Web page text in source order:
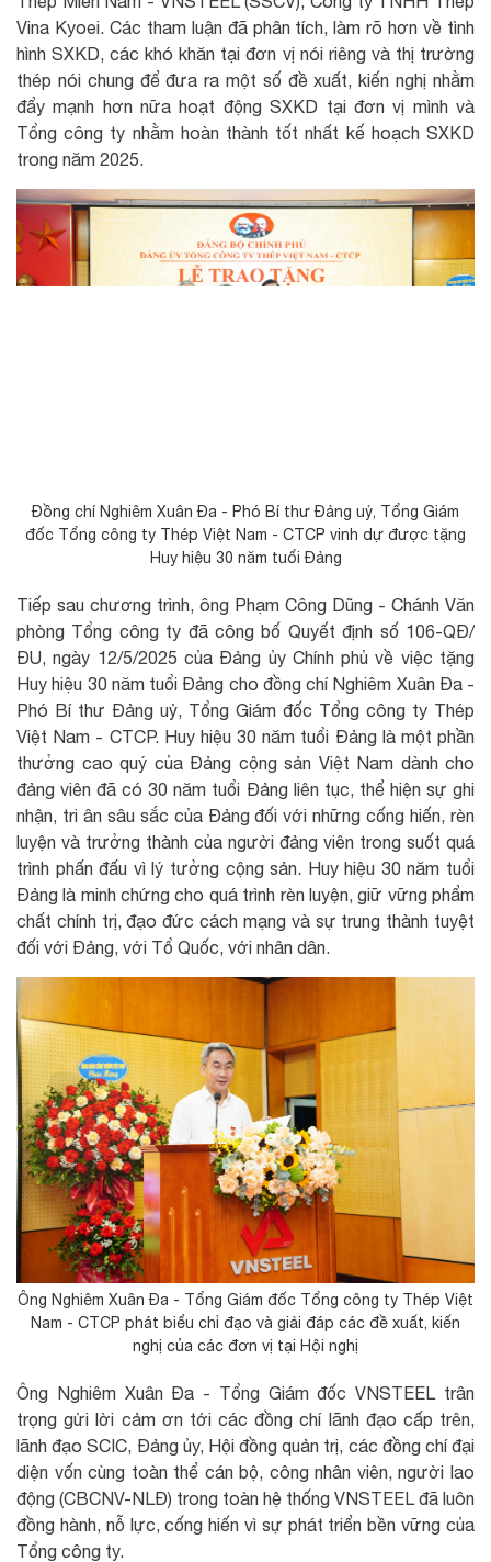
Vina Kyoei. Các tham luận đã phân tích, làm rõ hơn về tình
hình SXKD, các khó khăn tại đơn vị nói riêng và thị trường
thép nói chung để đưa ra một số đề xuất, kiến nghị nhằm
đẩy mạnh hơn nữa hoạt động SXKD tại đơn vị mình và
Tổng công ty nhằm hoàn thành tốt nhất kế hoạch SXKD
trong năm 2025.
Đồng chí Nghiêm Xuân Đa - Phó Bí thư Đảng uỷ, Tổng Giám
đốc Tổng công ty Thép Việt Nam - CTCP vinh dự được tặng
Huy hiệu 30 năm tuổi Đảng
Tiếp sau chương trình, ông Phạm Công Dũng - Chánh Văn
phòng Tổng công ty đã công bố Quyết định số 106-QĐ/
ĐU, ngày 12/5/2025 của Đảng ủy Chính phủ về việc tặng
Huy hiệu 30 năm tuổi Đảng cho đồng chí Nghiêm Xuân Đa -
Phó Bí thư Đảng uỷ, Tổng Giám đốc Tổng công ty Thép
Việt Nam - CTCP. Huy hiệu 30 năm tuổi Đảng là một phần
thưởng cao quý của Đảng cộng sản Việt Nam dành cho
đảng viên đã có 30 năm tuổi Đảng liên tục, thể hiện sự ghi
nhận, tri ân sâu sắc của Đảng đối với những cống hiến, rèn
luyện và trưởng thành của người đảng viên trong suốt quá
trình phấn đấu vì lý tưởng cộng sản. Huy hiệu 30 năm tuổi
Đảng là minh chứng cho quá trình rèn luyện, giữ vững phẩm
chất chính trị, đạo đức cách mạng và sự trung thành tuyệt
đối với Đảng, với Tổ Quốc, với nhân dân.
Ông Nghiêm Xuân Đa - Tổng Giám đốc Tổng công ty Thép Việt
Nam - CTCP phát biểu chỉ đạo và giải đáp các đề xuất, kiến
nghị của các đơn vị tại Hội nghị
Ông Nghiêm Xuân Đa - Tổng Giám đốc VNSTEEL trân
trọng gửi lời cảm ơn tới các đồng chí lãnh đạo cấp trên,
lãnh đạo SCIC, Đảng ủy, Hội đồng quản trị, các đồng chí đại
diện vốn cùng toàn thể cán bộ, công nhân viên, người lao
động (CBCNV-NLĐ) trong toàn hệ thống VNSTEEL đã luôn
đồng hành, nỗ lực, cống hiến vì sự phát triển bền vững của
Tổng công ty.